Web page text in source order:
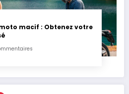
macif : Obtenez votre